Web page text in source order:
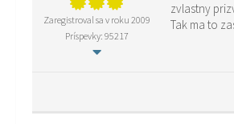
Zaregistroval sa v roku 2009
Príspevky: 95217
zvlastny
Tak ma to